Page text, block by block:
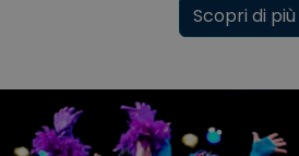
Scopri di più